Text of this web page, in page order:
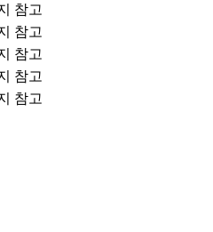
참고
참고
참고
참고
참고